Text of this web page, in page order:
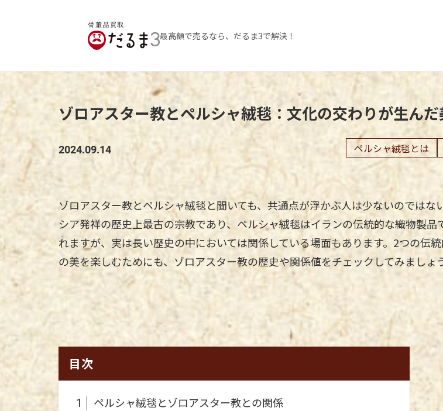
最高額で売るなら、だるま3で解決！
ゾロアスター教とペルシャ絨毯：文化の交わりが生んだ
2024.09.14 ペルシャ絨毯とは
ゾロアスター教とペルシャ絨毯と聞いても、共通点が浮かぶ人は少ないのでは
シア発祥の歴史上最古の宗教であり、ペルシャ絨毯はイランの伝統的な織物製
れますが、実は長い歴史の中においては関係している場面もあります。2つの伝
の美を楽しむためにも、ゾロアスター教の歴史や関係値をチェックしてみましょ
目次
1 ペルシャ絨毯とゾロアスター教との関係